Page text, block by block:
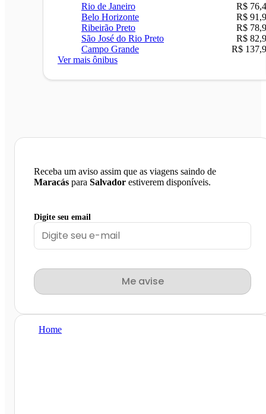
Rio de Janeiro
R$
Belo Horizonte
R$
Ribeirão Preto
R$
São José do Rio Preto
R$
Campo Grande
R$
Ver mais ônibus
Receba um aviso assim que as viagens saindo de
Maracás para Salvador estiverem disponíveis.
Digite seu email
Me avise
Home